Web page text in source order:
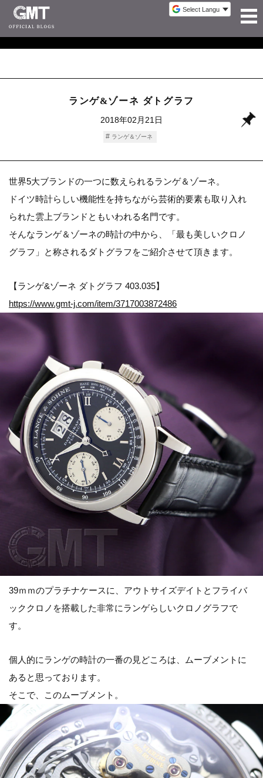
ランゲ&ゾーネ ダトグラフ
2018年02月21日
ランゲ＆ゾーネ
世界5大ブランドの一つに数えられるランゲ＆ゾーネ。
ドイツ時計らしい機能性を持ちながら芸術的要素も取り入れ
られた雲上ブランドともいわれる名門です。
そんなランゲ＆ゾーネの時計の中から、「最も美しいクロノ
グラフ」と称されるダトグラフをご紹介させて頂きます。
【ランゲ&ゾーネ ダトグラフ 403.035】
https://www.gmt-j.com/item/3717003872486
39ｍｍのプラチナケースに、アウトサイズデイトとフライバ
ッククロノを搭載した非常にランゲらしいクロノグラフで
す。
個人的にランゲの時計の一番の見どころは、ムーブメントに
あると思っております。
そこで、このムーブメント。